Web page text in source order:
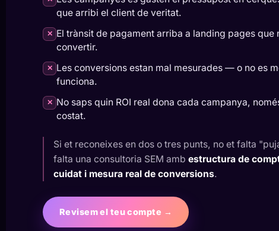
que arribi el client de veritat.
✕ El trànsit de pagament arriba a landing pages que
convertir.
✕ Les conversions estan mal mesurades — o no es
funciona.
✕ No saps quin ROI real dona cada campanya,
costat.
Si et reconeixes en dos o tres punts, no et falta
falta una consultoria SEM amb estructura de
cuidat i mesura real de conversions.
Revisem el teu compte →